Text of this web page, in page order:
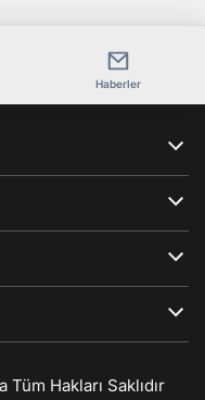
Haberler
Hakları Saklıdır